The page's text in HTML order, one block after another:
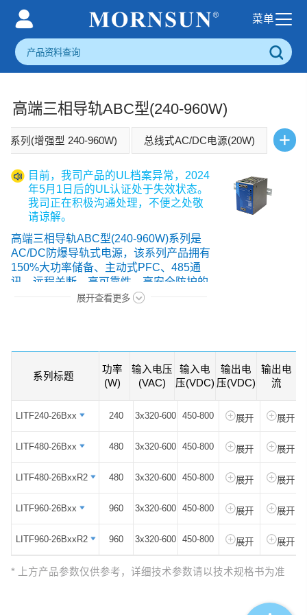
高端三相导轨ABC型(240-960W)
系列(增强型 240-960W) 总线式AC/DC电源(20W) +
目前，我司产品的UL档案异常，2024
年5月1日后的UL认证处于失效状态。
我司正在积极沟通处理，不便之处敬
请谅解。
高端三相导轨ABC型(240-960W)系列是
AC/DC防爆导轨式电源，该系列产品拥有
150%大功率储备、主动式PFC、485通
讯、远程关断、高可靠性、高安全防护的
IEC/UL62368,EN61010,EN61010,UL508的
标准，广泛应用于工业控制设备、工厂自
达3x320-600VAC/450-800VDC
可满载
3、过功率能力超强，150%峰值功率持续
4、具有主动式PFC，高效、节能、环保
展开查看更多
系列标题
功率
(W)
输入电压
(VAC)
输入电
压(VDC)
输出电
压(VDC)
输出电
流
LITF240-26Bxx 240 3x320-600 450-800 展开 展开
LITF480-26Bxx 480 3x320-600 450-800 展开 展开
LITF480-26BxxR2 480 3x320-600 450-800 展开 展开
LITF960-26Bxx 960 3x320-600 450-800 展开 展开
LITF960-26BxxR2 960 3x320-600 450-800 展开 展开
* 上方产品参数仅供参考，详细技术参数请以技术规格书为准
系列标题
LITF240-26Bxx
LITF480-26Bxx
LITF480-26BxxR2
LITF960-26Bxx
LITF960-26BxxR2